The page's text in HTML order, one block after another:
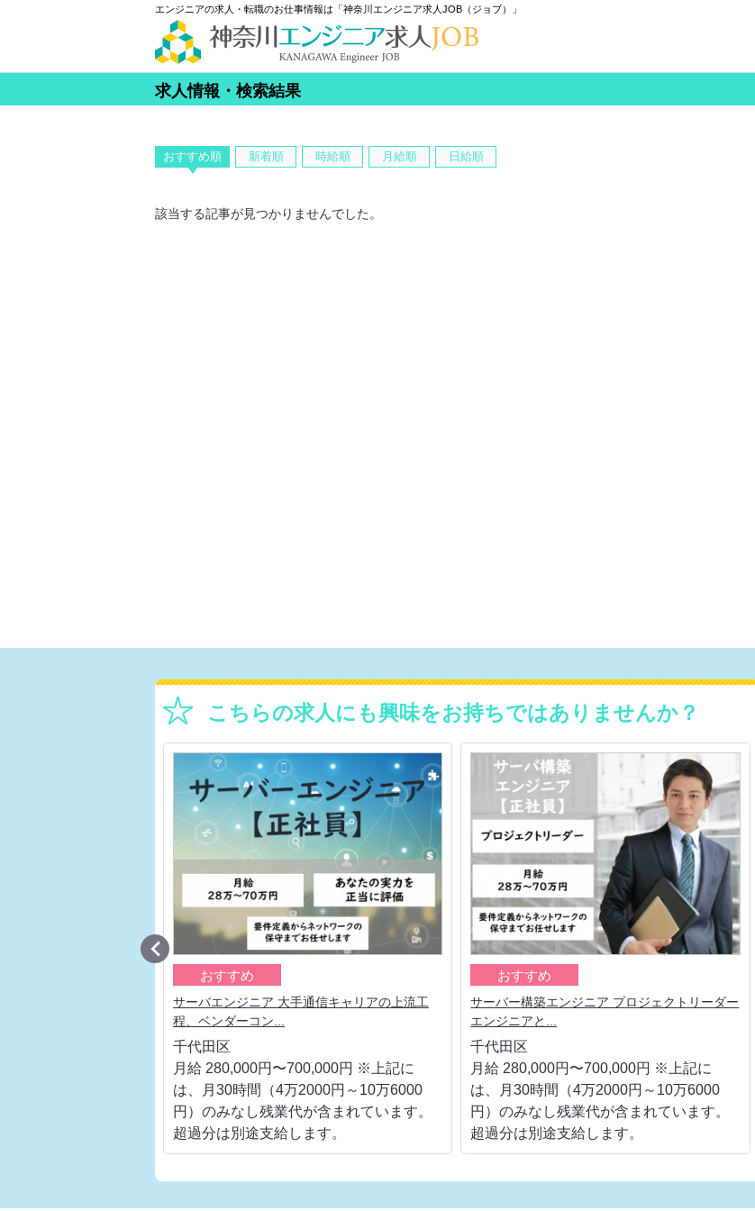
エンジニアの求人・転職のお仕事情報は「神奈川エンジニア求人JOB（ジョブ）」
求人情報・検索結果
おすすめ順 新着順 時給順 月給順 日給順
該当する記事が見つかりませんでした。
こちらの求人にも興味をお持ちではありませんか？
おすすめ
サーバエンジニア 大手通信キャリアの上流工
程、ベンダーコン...
千代田区
月給 280,000円〜700,000円 ※上記に
は、月30時間（4万2000円～10万6000
円）のみなし残業代が含まれています。
超過分は別途支給します。
おすすめ
サーバー構築エンジニア プロジェクトリーダー
エンジニアと...
千代田区
月給 280,000円〜700,000円 ※上記に
は、月30時間（4万2000円～10万6000
円）のみなし残業代が含まれています。
超過分は別途支給します。
